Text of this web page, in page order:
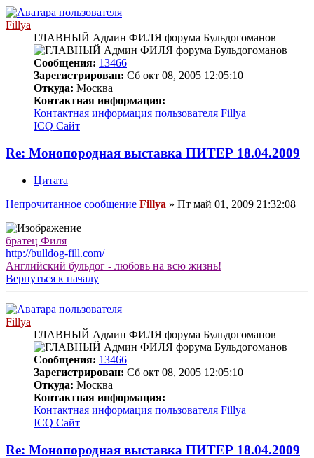
Fillya
ГЛАВНЫЙ Админ ФИЛЯ форума Бульдогоманов
Сообщения: 13466
Зарегистрирован: Сб окт 08, 2005 12:05:10
Откуда: Москва
Контактная информация:
Контактная информация пользователя Fillya
ICQ Сайт
Re: Монопородная выставка ПИТЕР 18.04.2009
Цитата
Непрочитанное сообщение Fillya » Пт май 01, 2009 21:32:08
братец Филя
http://bulldog-fill.com/
Английский бульдог - любовь на всю жизнь!
Вернуться к началу
Fillya
ГЛАВНЫЙ Админ ФИЛЯ форума Бульдогоманов
Сообщения: 13466
Зарегистрирован: Сб окт 08, 2005 12:05:10
Откуда: Москва
Контактная информация:
Контактная информация пользователя Fillya
ICQ Сайт
Re: Монопородная выставка ПИТЕР 18.04.2009